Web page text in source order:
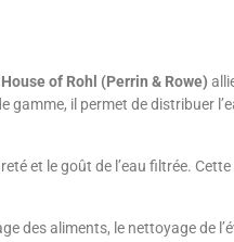
of Rohl (Perrin & Rowe)
il permet de distribuer
et le goût de l’eau filtrée.
aliments, le nettoyage de